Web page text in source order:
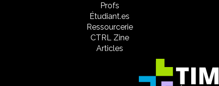
Profs
Étudiant.es
Ressourcerie
CTRL Zine
Articles